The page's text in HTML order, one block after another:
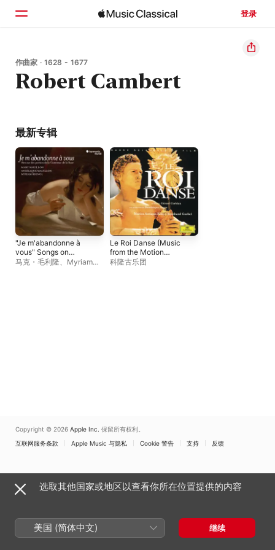
登录
主页
浏览
作曲家 · 1628 - 1677
Robert Cambert
最新专辑
"Je m'abandonne à
vous" Songs on
Poems by Henriette
马克・毛利隆、 Myriam
Le Roi Danse (Music
from the Motion
Picture)
科隆古乐团
Copyright © 2026 Apple Inc. 保留所有权利。
互联网服务条款
Apple Music 与隐私 Cookie 警告 支持 反馈
选取其他国家或地区以查看你所在位置提供的内容
美国 (简体中文) 继续